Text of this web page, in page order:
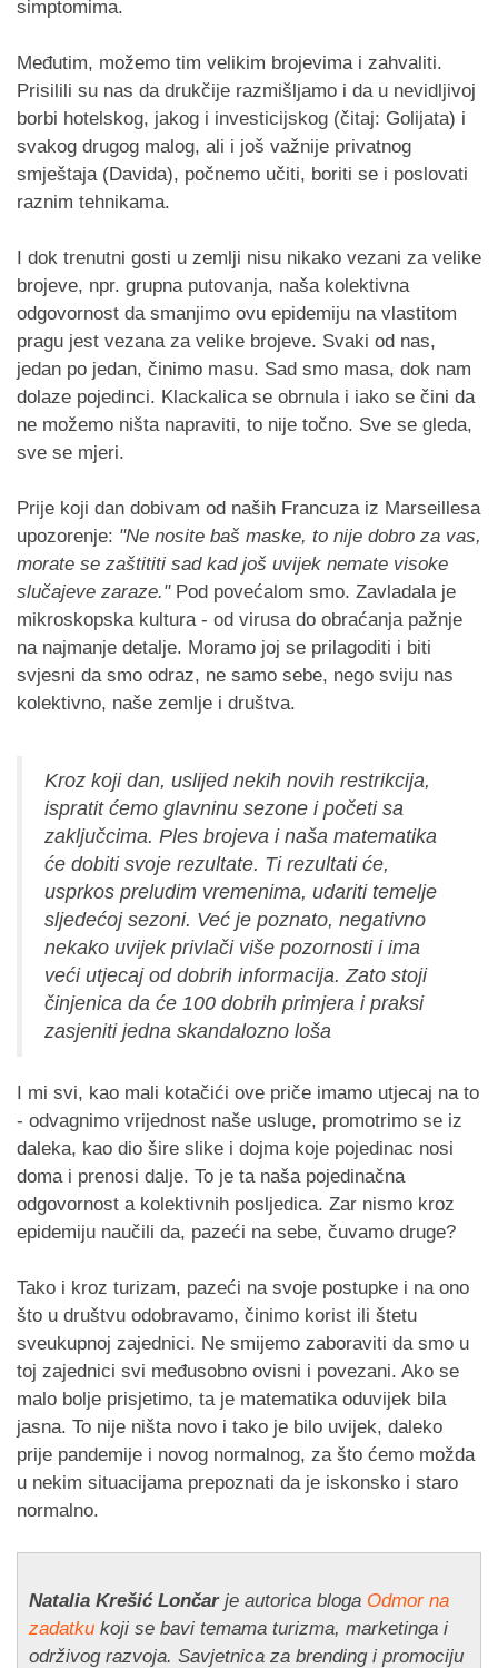
simptomima.
Međutim, možemo tim velikim brojevima i zahvaliti.
Prisilili su nas da drukčije razmišljamo i da u nevidljivoj
borbi hotelskog, jakog i investicijskog (čitaj: Golijata) i
svakog drugog malog, ali i još važnije privatnog
smještaja (Davida), počnemo učiti, boriti se i poslovati
raznim tehnikama.
I dok trenutni gosti u zemlji nisu nikako vezani za velike
brojeve, npr. grupna putovanja, naša kolektivna
odgovornost da smanjimo ovu epidemiju na vlastitom
pragu jest vezana za velike brojeve. Svaki od nas,
jedan po jedan, činimo masu. Sad smo masa, dok nam
dolaze pojedinci. Klackalica se obrnula i iako se čini da
ne možemo ništa napraviti, to nije točno. Sve se gleda,
sve se mjeri.
Prije koji dan dobivam od naših Francuza iz Marseillesa
upozorenje: "Ne nosite baš maske, to nije dobro za vas,
morate se zaštititi sad kad još uvijek nemate visoke
slučajeve zaraze." Pod povećalom smo. Zavladala je
mikroskopska kultura - od virusa do obraćanja pažnje
na najmanje detalje. Moramo joj se prilagoditi i biti
svjesni da smo odraz, ne samo sebe, nego sviju nas
kolektivno, naše zemlje i društva.
Kroz koji dan, uslijed nekih novih restrikcija,
ispratit ćemo glavninu sezone i početi sa
zaključcima. Ples brojeva i naša matematika
će dobiti svoje rezultate. Ti rezultati će,
usprkos preludim vremenima, udariti temelje
sljedećoj sezoni. Već je poznato, negativno
nekako uvijek privlači više pozornosti i ima
veći utjecaj od dobrih informacija. Zato stoji
činjenica da će 100 dobrih primjera i praksi
zasjeniti jedna skandalozno loša
I mi svi, kao mali kotačići ove priče imamo utjecaj na to
- odvagnimo vrijednost naše usluge, promotrimo se iz
daleka, kao dio šire slike i dojma koje pojedinac nosi
doma i prenosi dalje. To je ta naša pojedinačna
odgovornost a kolektivnih posljedica. Zar nismo kroz
epidemiju naučili da, pazeći na sebe, čuvamo druge?
Tako i kroz turizam, pazeći na svoje postupke i na ono
što u društvu odobravamo, činimo korist ili štetu
sveukupnoj zajednici. Ne smijemo zaboraviti da smo u
toj zajednici svi međusobno ovisni i povezani. Ako se
malo bolje prisjetimo, ta je matematika oduvijek bila
jasna. To nije ništa novo i tako je bilo uvijek, daleko
prije pandemije i novog normalnog, za što ćemo možda
u nekim situacijama prepoznati da je iskonsko i staro
normalno.
Natalia Krešić Lončarje autorica bloga Odmor na
zadatku koji se bavi temama turizma, marketinga i
održivog razvoja. Savjetnica za brending i promociju